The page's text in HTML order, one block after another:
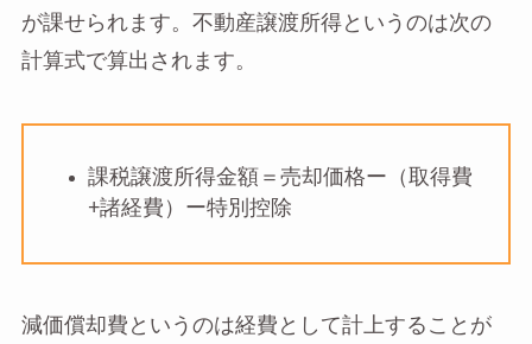
が課せられます。不動産譲渡所得というのは次の
計算式で算出されます。
課税譲渡所得金額＝売却価格ー（取得費
+諸経費）ー特別控除
減価償却費というのは経費として計上することが